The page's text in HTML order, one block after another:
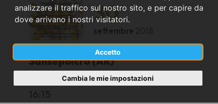
analizzare il traffico sul nostro sito, e per capire da
dove arrivano i nostri visitatori.
Accetto
Cambia le mie impostazioni
30
settembre 2018
Sansepolcro (AR)
Chiesa di San Francesco
16:15